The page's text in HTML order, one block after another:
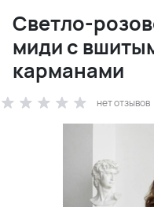
Светло-
миди с
карманами
нет отзывов